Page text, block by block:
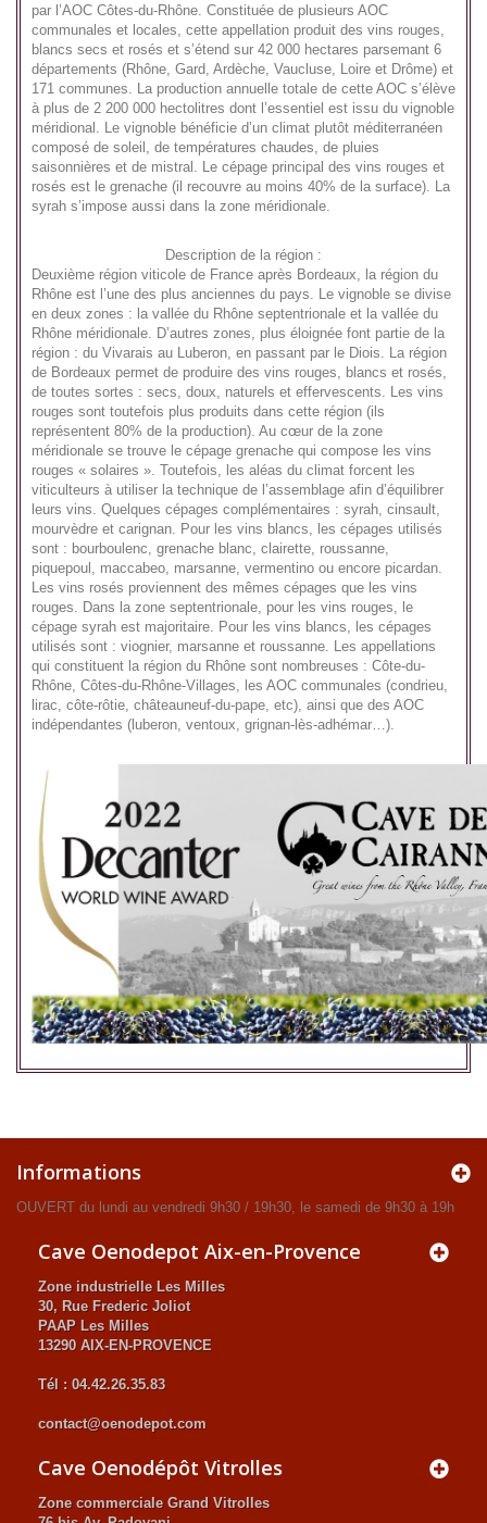
par l’AOC Côtes-du-Rhône. Constituée de plusieurs AOC
communales et locales, cette appellation produit des vins rouges,
blancs secs et rosés et s’étend sur 42 000 hectares parsemant 6
départements (Rhône, Gard, Ardèche, Vaucluse, Loire et Drôme) et
171 communes. La production annuelle totale de cette AOC s’élève
à plus de 2 200 000 hectolitres dont l’essentiel est issu du vignoble
méridional. Le vignoble bénéficie d’un climat plutôt méditerranéen
composé de soleil, de températures chaudes, de pluies
saisonnières et de mistral. Le cépage principal des vins rouges et
rosés est le grenache (il recouvre au moins 40% de la surface). La
syrah s’impose aussi dans la zone méridionale.
Description de la région :
Deuxième région viticole de France après Bordeaux, la région du
Rhône est l’une des plus anciennes du pays. Le vignoble se divise
en deux zones : la vallée du Rhône septentrionale et la vallée du
Rhône méridionale. D’autres zones, plus éloignée font partie de la
région : du Vivarais au Luberon, en passant par le Diois. La région
de Bordeaux permet de produire des vins rouges, blancs et rosés,
de toutes sortes : secs, doux, naturels et effervescents. Les vins
rouges sont toutefois plus produits dans cette région (ils
représentent 80% de la production). Au cœur de la zone
méridionale se trouve le cépage grenache qui compose les vins
rouges « solaires ». Toutefois, les aléas du climat forcent les
viticulteurs à utiliser la technique de l’assemblage afin d’équilibrer
leurs vins. Quelques cépages complémentaires : syrah, cinsault,
mourvèdre et carignan. Pour les vins blancs, les cépages utilisés
sont : bourboulenc, grenache blanc, clairette, roussanne,
piquepoul, maccabeo, marsanne, vermentino ou encore picardan.
Les vins rosés proviennent des mêmes cépages que les vins
rouges. Dans la zone septentrionale, pour les vins rouges, le
cépage syrah est majoritaire. Pour les vins blancs, les cépages
utilisés sont : viognier, marsanne et roussanne. Les appellations
qui constituent la région du Rhône sont nombreuses : Côte-du-
Rhône, Côtes-du-Rhône-Villages, les AOC communales (condrieu,
lirac, côte-rôtie, châteauneuf-du-pape, etc), ainsi que des AOC
indépendantes (luberon, ventoux, grignan-lès-adhémar…).
Informations
OUVERT du lundi au vendredi 9h30 / 19h30, le samedi de 9h30 à 19h
Cave Oenodepot Aix-en-Provence
Zone industrielle Les Milles
30, Rue Frederic Joliot
PAAP Les Milles
13290 AIX-EN-PROVENCE
Tél : 04.42.26.35.83
contact@oenodepot.com
Cave Oenodépôt Vitrolles
Zone commerciale Grand Vitrolles